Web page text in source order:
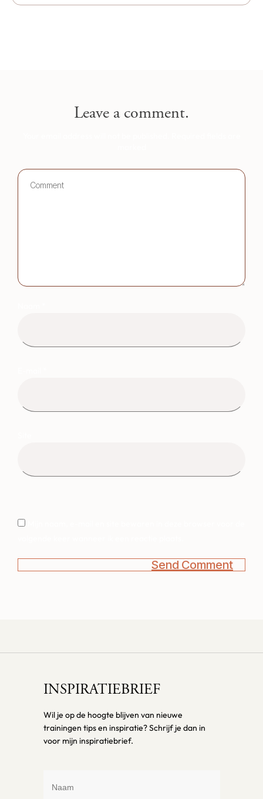
Leave a comment.
Send Comment
INSPIRATIEBRIEF
Wil je op de hoogte blijven van nieuwe
trainingen tips en inspiratie? Schrijf je dan in
voor mijn inspiratiebrief.